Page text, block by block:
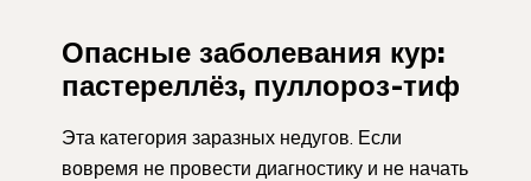
Опасные заболевания кур:
пастереллёз, пуллороз-тиф
Эта категория заразных недугов. Если
вовремя не провести диагностику и не начать